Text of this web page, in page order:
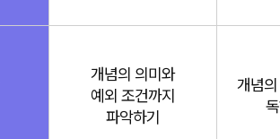
개념의 의미와
예외 조건까지
파악하기
개념